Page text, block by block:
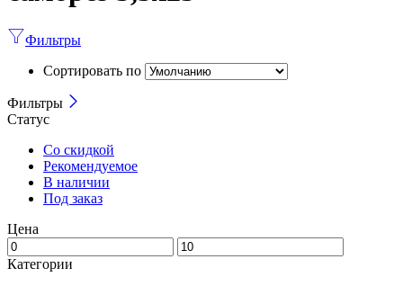
Фильтры
Сортировать по
Фильтры
Статус
Со скидкой
Рекомендуемое
В наличии
Под заказ
Цена
Категории